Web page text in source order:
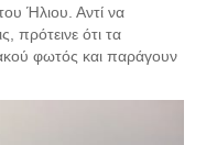
Ήλιου. Αντί να
πρότεινε ότι τα
φωτός και παράγουν